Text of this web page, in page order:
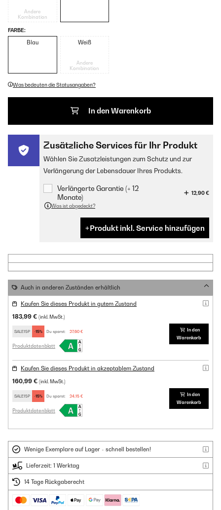
Andere
Kombination
FARBE:
Blau Weiß
Andere
Kombination
Was bedeuten die Statusangaben?
In den Warenkorb
Zusätzliche Services für Ihr Produkt
Wählen Sie Zusatzleistungen zum Schutz und zur
Verlängerung der Lebensdauer Ihres Produkts.
Verlängerte Garantie (+ 12
Monate)
12,90 €
Was ist abgedeckt?
Produkt inkl. Service hinzufügen
Auch in anderen Zuständen erhältlich
Kaufen Sie dieses Produkt in gutem Zustand
183,99 € (inkl. MwSt.)
SALE15P -15% Du sparst: 27,60 €
Produktdatenblatt
In den
Warenkorb
Kaufen Sie dieses Produkt in akzeptablem Zustand
160,99 € (inkl. MwSt.)
SALE15P -15% Du sparst: 24,15 €
Produktdatenblatt
In den
Warenkorb
Wenige Exemplare auf Lager - schnell bestellen!
Lieferzeit: 1 Werktag
14 Tage Rückgaberecht